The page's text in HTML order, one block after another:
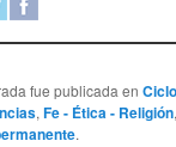
fue publicada en Ciclo
, Fe - Ética - Religión,
.